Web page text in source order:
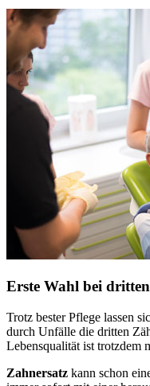
Erste Wahl bei
Trotz bester Pflege lassen
durch Unfälle die dritten
Lebensqualität ist trotzdem
Zahnersatz kann schon